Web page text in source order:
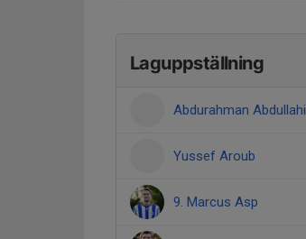
Laguppställning
Abdurahman Abdullahi
Yussef Aroub
9. Marcus Asp